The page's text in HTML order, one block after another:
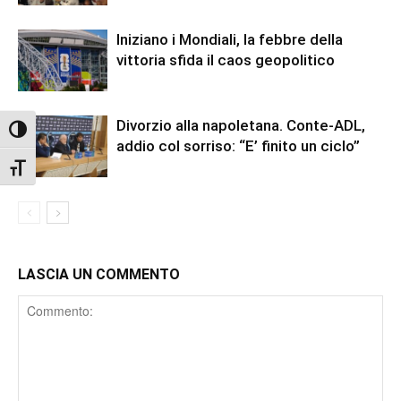
Attiva/disattiva alto contrasto
Attiva/disattiva dimensione testo
Iniziano i Mondiali, la febbre della
vittoria sfida il caos geopolitico
Divorzio alla napoletana. Conte-ADL,
addio col sorriso: “E’ finito un ciclo”
LASCIA UN COMMENTO
Comment